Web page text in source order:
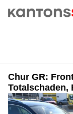
Chur GR:
Totalschaden,